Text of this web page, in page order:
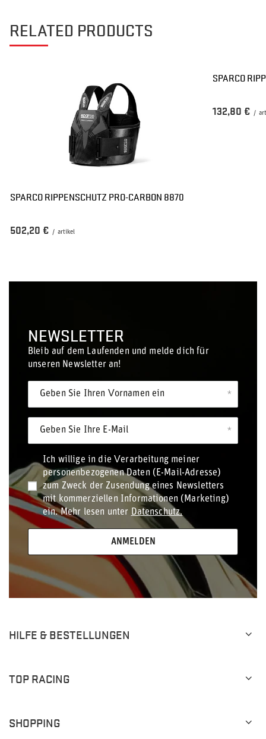
RELATED PRODUCTS
SPARCO RIPPENSCHUTZ PRO-CARBON 8870
502,20 € / artikel
SPARCO
132,80 € /
NEWSLETTER
Bleib auf dem Laufenden und melde dich für
unseren Newsletter an!
Geben Sie Ihren Vornamen ein
Geben Sie Ihre E-Mail
Ich willige in die Verarbeitung meiner
personenbezogenen Daten (E-Mail-Adresse)
zum Zweck der Zusendung eines Newsletters
mit kommerziellen Informationen (Marketing)
ein. Mehr lesen unter Datenschutz.
ANMELDEN
HILFE & BESTELLUNGEN
TOP RACING
SHOPPING